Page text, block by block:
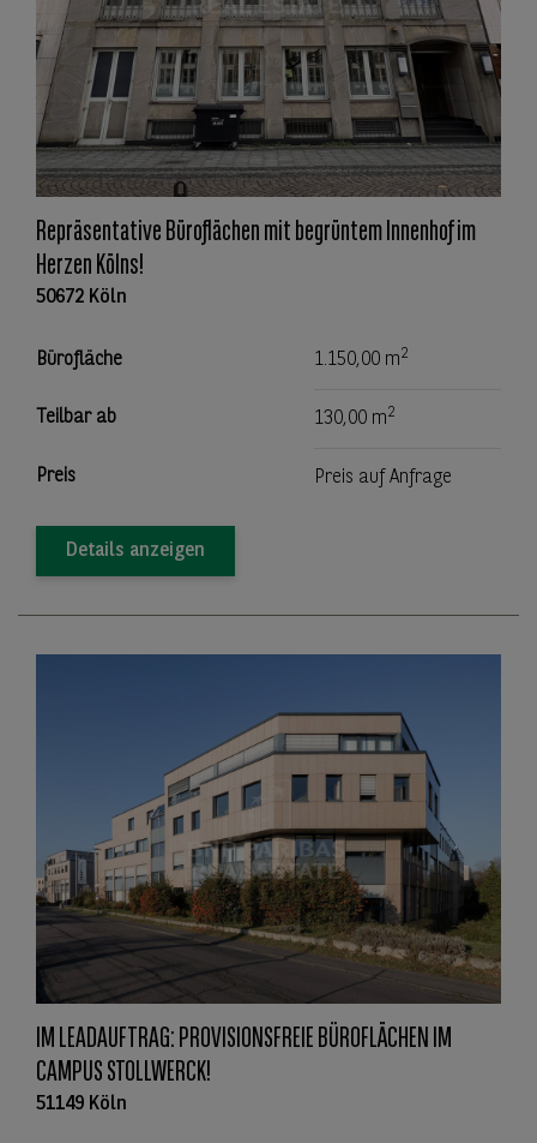
Repräsentative Büroflächen mit begrüntem Innenhof im
Herzen Kölns!
50672 Köln
Bürofläche 1.150,00 m2
Teilbar ab 130,00 m2
Preis Preis auf Anfrage
Details anzeigen
IM LEADAUFTRAG: PROVISIONSFREIE BÜROFLÄCHEN IM
CAMPUS STOLLWERCK!
51149 Köln